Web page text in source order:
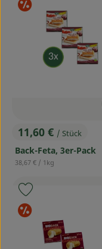
, Preis:
11,60 € / Stück
Back-Feta, 3er-Pack
, Referenzpreis:
38,67 € / 1kg
Produkt zu